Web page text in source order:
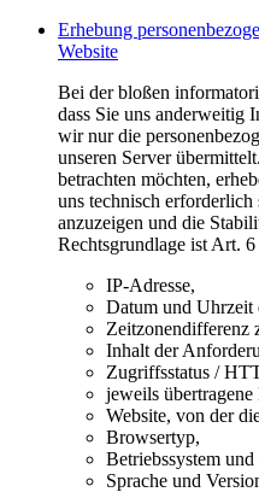
Erhebung
Website
Bei der bloßen
dass Sie uns anderweitig
wir nur die
unseren Server
betrachten möchten,
uns technisch
anzuzeigen und die
Rechtsgrundlage ist Art.
IP-Adresse,
Datum und Uhrzeit
Zeitzonendifferenz
Inhalt der
Zugriffsstatus /
jeweils übertragene
Website, von der
Browsertyp,
Betriebssystem
Sprache und